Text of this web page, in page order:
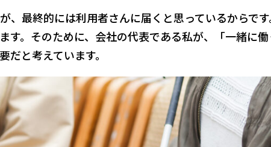
、最終的には利用者さんに届くと思っているからで
す。そのために、会社の代表である私が、「一緒に
と考えています。